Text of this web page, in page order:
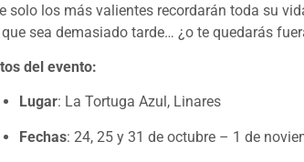
solo los más valientes recordarán toda su
sea demasiado tarde… ¿o te quedarás
del evento:
Lugar: La Tortuga Azul, Linares
Fechas: 24, 25 y 31 de octubre – 1 de